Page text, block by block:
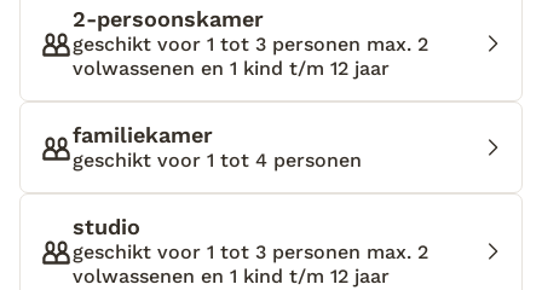
besluit die kant op te lopen. Even later zit ik op een
gezellig terrasje te genieten van een portie
bacalhau-kroketjes, een typisch Portugees gerechtje.
En inderdaad: met zijn gekleurde huisjes, speelse
balkons en met als kers op de taart een prachtig
uitzicht op de Douro-rivier is de wijk Ribeira echt
een plaatje! Ik geniet van het zonnetje en sluit heel
even mijn ogen. Paar minuten later hoor ik de
kerkklokken luiden en ik kijk op mijn horloge. Ik
schrik van de tijd, want ik heb om 13:00 afgesproken
2-persoonskamer
geschikt voor 1 tot 3 personen max. 2
volwassenen en 1 kind t/m 12 jaar
familiekamer
geschikt voor 1 tot 4 personen
studio
geschikt voor 1 tot 3 personen max. 2
volwassenen en 1 kind t/m 12 jaar